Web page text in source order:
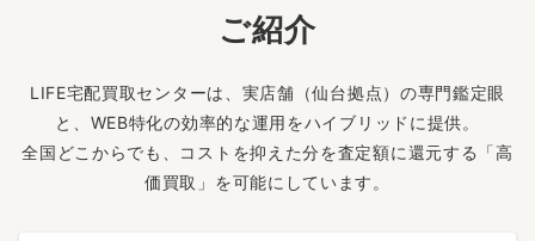
ご紹介
LIFE宅配買取センターは、実店舗（仙台拠点）の専門鑑定眼
と、WEB特化の効率的な運用をハイブリッドに提供。
全国どこからでも、コストを抑えた分を査定額に還元する「高
価買取」を可能にしています。